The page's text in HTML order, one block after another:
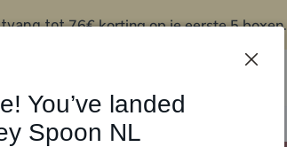
tot76€ korting op je eerste 5 boxen.
You’ve landed
Spoon NL